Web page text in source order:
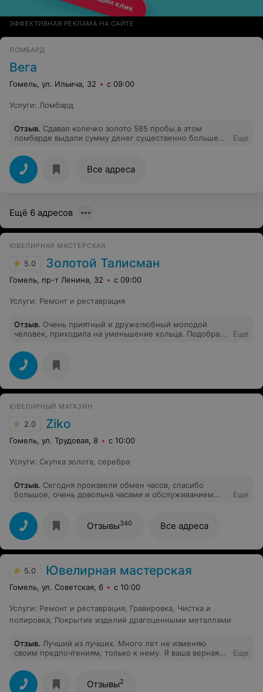
ЭФФЕКТИВНАЯ РЕКЛАМА НА САЙТЕ
ЛОМБАРД
Вега
Гомель, ул. Ильича, 32 с 09:00
Услуги: Ломбард
Отзыв. Сдавал колечко золото 585 пробы,в этом
ломбарде выдали сумму денег существенно больше
популярно рассказала и я даже забыл квитанцию
забрать,но в указанный срок я пришёл и без квитанции
всё оплатил и вернули залог.
Еще
Все адреса
Ещё 6 адресов
ЮВЕЛИРНАЯ МАСТЕРСКАЯ
5.0 Золотой Талисман
Гомель, пр-т Ленина, 32 с 09:00
Услуги: Ремонт и реставрация
Отзыв. Очень приятный и дружелюбный молодой
человек, приходила на уменьшение кольца. Подобрали
Работу выполнил быстро и качественно, всё очень
аккуратно, при этом приятная цена за услугу!
Еще
ЮВЕЛИРНЫЙ МАГАЗИН
2.0 Ziko
Гомель, ул. Трудовая, 8 с 10:00
Услуги: Скупка золота, серебра
Отзыв. Сегодня произвели обмен часов, спасибо
большое, очень довольна часами и обслуживанием
Спасибо операторам за оперативность. Обслуживание
супер!!
Еще
Отзывы340 Все адреса
5.0 Ювелирная мастерская
Гомель, ул. Советская, 6 с 10:00
Услуги: Ремонт и реставрация Гравировка Чистка и
полировка Покрытие изделий драгоценными металлами
Отзыв. Лучший из лучших. Много лет не изменяю
своим предпочтениям, только к нему. Я ваша верная
Еще
Отзывы2